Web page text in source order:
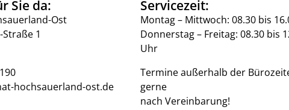
Sie da:
Ost
1
hochsauerland-ost.de
Servicezeit:
Montag – Mittwoch: 08.30 bis
Donnerstag – Freitag: 08.30 bis
Uhr
Termine außerhalb der
gerne
nach Vereinbarung!